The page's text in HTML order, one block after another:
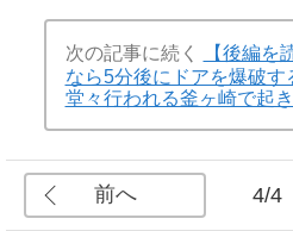
次の記事に続く
【後編を
なら5分後にドアを爆破す
堂々行われる釜ヶ崎で起
前へ 4/4